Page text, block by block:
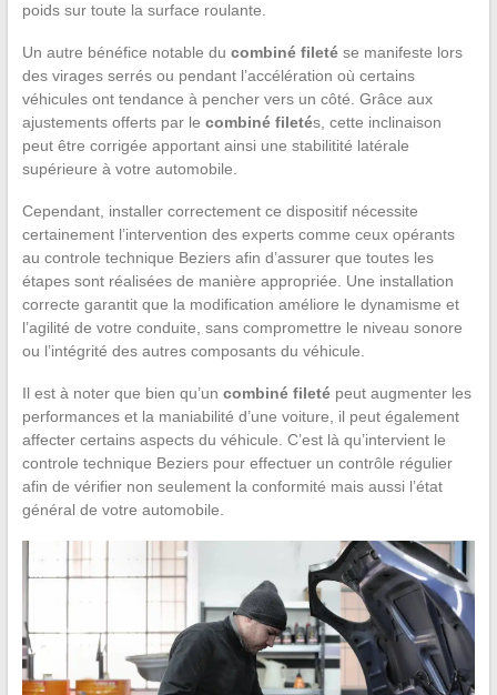
poids sur toute la surface roulante.
Un autre bénéfice notable du combiné filetése manifeste lors
des virages serrés ou pendant l’accélération où certains
véhicules ont tendance à pencher vers un côté. Grâce aux
ajustements offerts par le combiné filetés, cette inclinaison
peut être corrigée apportant ainsi une stabilitité latérale
supérieure à votre automobile.
Cependant, installer correctement ce dispositif nécessite
certainement l’intervention des experts comme ceux opérants
au controle technique Beziers afin d’assurer que toutes les
étapes sont réalisées de manière appropriée. Une installation
correcte garantit que la modification améliore le dynamisme et
l’agilité de votre conduite, sans compromettre le niveau sonore
ou l’intégrité des autres composants du véhicule.
Il est à noter que bien qu’un combiné filetépeut augmenter les
performances et la maniabilité d’une voiture, il peut également
affecter certains aspects du véhicule. C’est là qu’intervient le
controle technique Beziers pour effectuer un contrôle régulier
afin de vérifier non seulement la conformité mais aussi l’état
général de votre automobile.